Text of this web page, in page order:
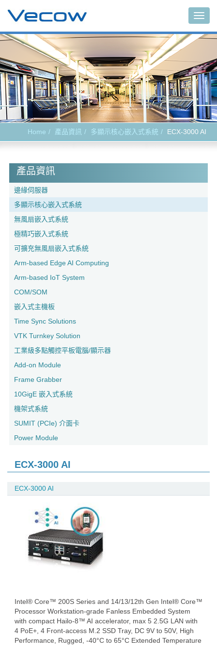
Home 產品資訊 多顯示核心嵌入式系統 ECX-3000 AI
產品資訊
邊緣伺服器
多顯示核心嵌入式系統
無風扇嵌入式系統
極精巧嵌入式系統
可擴充無風扇嵌入式系統
Arm-based Edge AI Computing
Arm-based IoT System
COM/SOM
嵌入式主機板
Time Sync Solutions
VTK Turnkey Solution
工業級多點觸控平板電腦/顯示器
Add-on Module
Frame Grabber
10GigE 嵌入式系統
機架式系統
SUMIT (PCIe) 介面卡
Power Module
ECX-3000 AI
ECX-3000 AI
Intel® Core™ 200S Series and 14/13/12th Gen Intel® Core™
Processor Workstation-grade Fanless Embedded System
with compact Hailo-8™ AI accelerator, max 5 2.5G LAN with
4 PoE+, 4 Front-access M.2 SSD Tray, DC 9V to 50V, High
Performance, Rugged, -40°C to 65°C Extended Temperature